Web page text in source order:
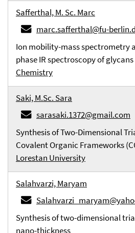
Safferthal, M. Sc. Marc
marc.safferthal@fu-
Ion mobility-mass spectrometry
phase IR spectroscopy of
Chemistry
Saki, M.Sc. Sara
sarasaki.1372@gmail.com
Synthesis of Two-Dimensional
Covalent Organic Frameworks
Lorestan University
Salahvarzi, Maryam
Synthesis of two-dimensional
nano-thickness